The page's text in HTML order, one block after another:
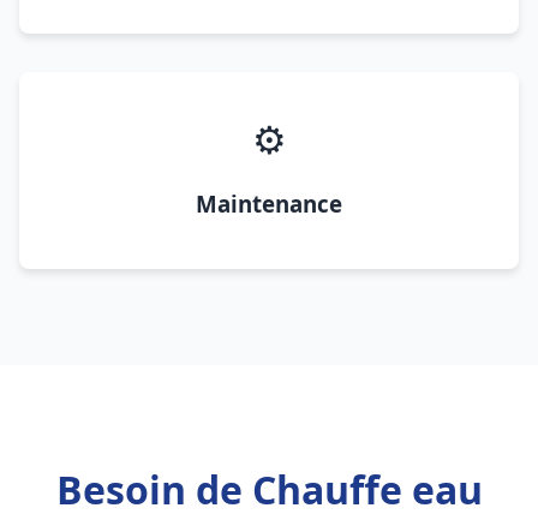
⚙️
Maintenance
Besoin de Chauffe eau